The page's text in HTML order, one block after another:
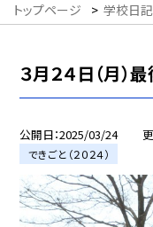
トップページ > 学校日記
３月２４日（月）
公開日 2025/03/24
できごと（２０２４）